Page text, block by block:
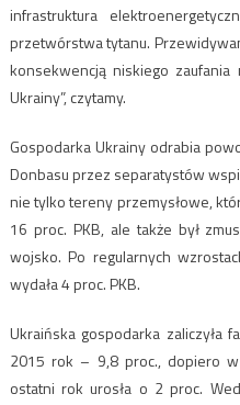
infrastruktura
przetwórstwa tytanu.
konsekwencją niskiego
Ukrainy”, czytamy.
Gospodarka Ukrainy odrabia
Donbasu przez separatystów
nie tylko tereny przemysłowe,
16 proc. PKB, ale także był
wojsko. Po regularnych
wydała 4 proc. PKB.
Ukraińska gospodarka
2015 rok – 9,8 proc., dopiero
ostatni rok urosła o 2 proc.